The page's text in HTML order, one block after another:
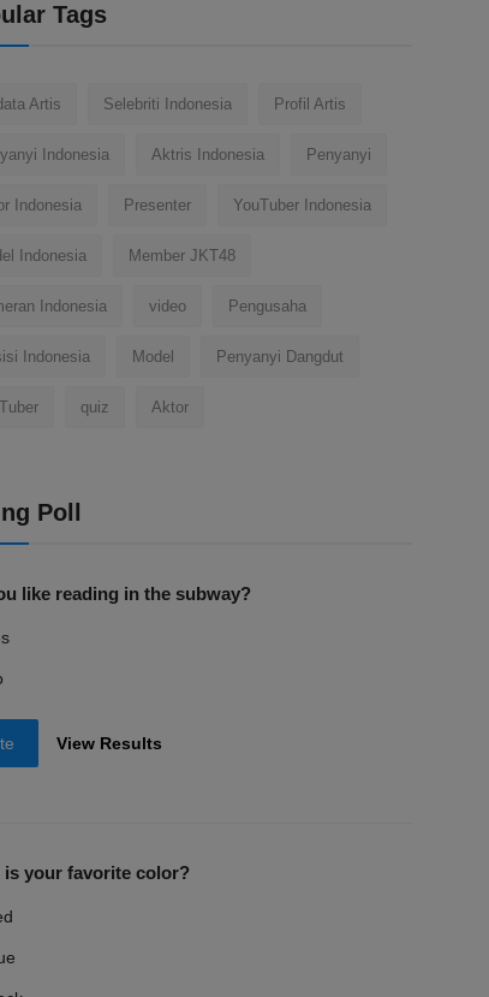
Tags
Artis Selebriti Indonesia Profil Artis
Indonesia Aktris Indonesia Penyanyi
Indonesia Presenter YouTuber Indonesia
Indonesia Member JKT48
Indonesia video Pengusaha
Indonesia Model Penyanyi Dangdut
quiz Aktor
Poll
like reading in the subway?
View Results
is your favorite color?